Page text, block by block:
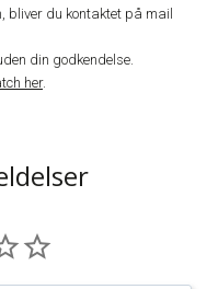
bliver du kontaktet på mail
din godkendelse.
her.